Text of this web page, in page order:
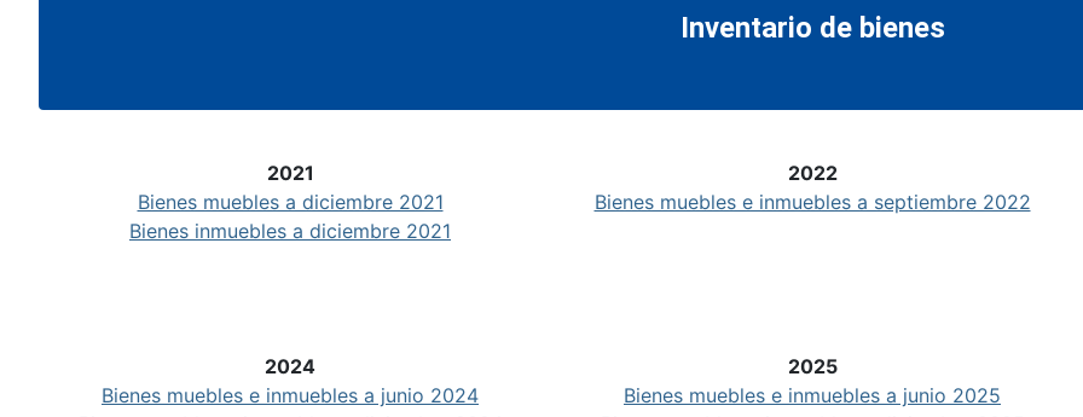
Inventario de bienes
2021
Bienes muebles a diciembre 2021
Bienes inmuebles a diciembre 2021
2022
Bienes muebles e inmuebles a septiembre 2022
2024
Bienes muebles e inmuebles a junio 2024
2025
Bienes muebles e inmuebles a junio 2025